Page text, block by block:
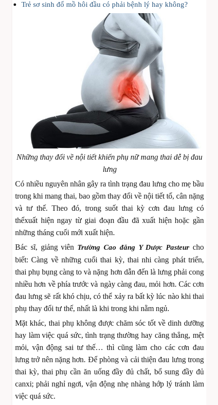
Trẻ sơ sinh đổ mồ hôi đầu có phải bệnh lý hay không?
Những thay đổi về nội tiết khiến phụ nữ mang thai dễ bị đau
lưng
Có nhiều nguyên nhân gây ra tình trạng đau lưng cho mẹ bầu
trong khi mang thai, bao gồm thay đổi về nội tiết tố, cân nặng
và tư thế. Theo đó, trong suốt thai kỳ cơn đau lưng có
thểxuất hiện ngay từ giai đoạn đầu đã xuất hiện hoặc gần
những tháng cuối mới xuất hiện.
Bác sĩ, giảng viên Trường Cao đẳng Y Dược Pasteur cho
biết: Càng về những cuối thai kỳ, thai nhi càng phát triển,
thai phụ bụng càng to và nặng hơn dẫn đến là lưng phải cong
nhiều hơn về phía trước và ngày càng đau, mỏi hơn. Các cơn
đau lưng sẽ rất khó chịu, có thể xảy ra bất kỳ lúc nào khi thai
phụ thay đổi tư thế, nhất là khi trong khi nằm ngủ.
Mặt khác, thai phụ không được chăm sóc tốt về dinh dưỡng
hay làm việc quá sức, tình trạng thường hay căng thẳng, mệt
mỏi, vận động sai tư thế… thì cũng làm cho các cơn đau
lưng trở nên nặng hơn. Để phòng và cải thiện đau lưng trong
thai kỳ, thai phụ cần ăn uống đầy đủ chất, bổ sung đầy đủ
canxi; phải nghỉ ngơi, vận động nhẹ nhàng hớp lý tránh làm
việc quá sức.